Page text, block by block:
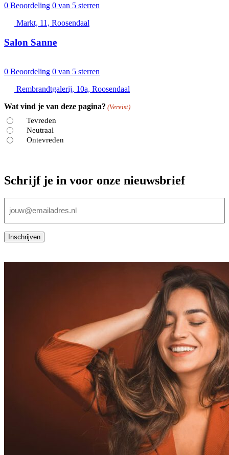
0 Beoordeling 0 van 5 sterren
Markt, 11, Roosendaal
Salon Sanne
0 Beoordeling 0 van 5 sterren
Rembrandtgalerij, 10a, Roosendaal
Wat vind je van deze pagina? (Vereist)
Tevreden
Neutraal
Ontevreden
Schrijf je in voor onze nieuwsbrief
mailadres
Inschrijven